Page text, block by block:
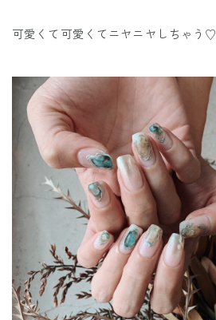
可愛くて可愛くてニヤニヤしちゃう♡